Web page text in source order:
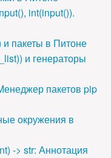
int(input()).
пакеты в Питоне
и генераторы
пакетов pip
окружения в
-> str: Аннотация